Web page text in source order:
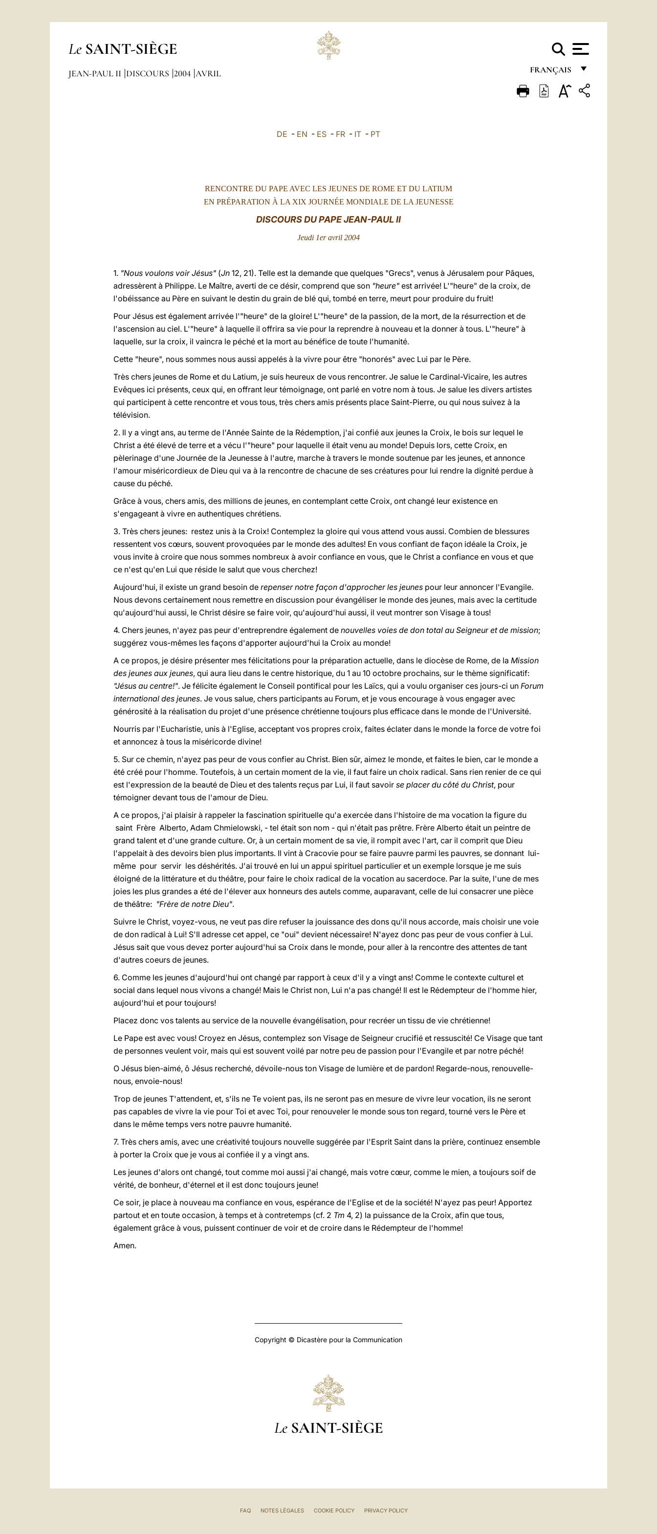
Le SAINT-SIÈGE
FRANÇAIS
FRANÇAIS
JEAN-PAUL II DISCOURS 2004 AVRIL
DE - EN - ES - FR - IT - PT
RENCONTRE DU PAPE AVEC LES JEUNES DE ROME ET DU LATIUM
EN PRÉPARATION À LA XIX JOURNÉE MONDIALE DE LA JEUNESSE
DISCOURS DU PAPE JEAN-PAUL II
Jeudi 1er avril 2004
1. "Nous voulons voir Jésus" (Jn 12, 21). Telle est la demande que quelques "Grecs", venus à Jérusalem pour Pâques,
adressèrent à Philippe. Le Maître, averti de ce désir, comprend que son "heure" est arrivée! L'"heure" de la croix, de
l'obéissance au Père en suivant le destin du grain de blé qui, tombé en terre, meurt pour produire du fruit!
Pour Jésus est également arrivée l'"heure" de la gloire! L'"heure" de la passion, de la mort, de la résurrection et de
l'ascension au ciel. L'"heure" à laquelle il offrira sa vie pour la reprendre à nouveau et la donner à tous. L'"heure" à
laquelle, sur la croix, il vaincra le péché et la mort au bénéfice de toute l'humanité.
Cette "heure", nous sommes nous aussi appelés à la vivre pour être "honorés" avec Lui par le Père.
Très chers jeunes de Rome et du Latium, je suis heureux de vous rencontrer. Je salue le Cardinal-Vicaire, les autres
Evêques ici présents, ceux qui, en offrant leur témoignage, ont parlé en votre nom à tous. Je salue les divers artistes
qui participent à cette rencontre et vous tous, très chers amis présents place Saint-Pierre, ou qui nous suivez à la
télévision.
2. Il y a vingt ans, au terme de l'Année Sainte de la Rédemption, j'ai confié aux jeunes la Croix, le bois sur lequel le
Christ a été élevé de terre et a vécu l'"heure" pour laquelle il était venu au monde! Depuis lors, cette Croix, en
pèlerinage d'une Journée de la Jeunesse à l'autre, marche à travers le monde soutenue par les jeunes, et annonce
l'amour miséricordieux de Dieu qui va à la rencontre de chacune de ses créatures pour lui rendre la dignité perdue à
cause du péché.
Grâce à vous, chers amis, des millions de jeunes, en contemplant cette Croix, ont changé leur existence en
s'engageant à vivre en authentiques chrétiens.
3. Très chers jeunes: restez unis à la Croix! Contemplez la gloire qui vous attend vous aussi. Combien de blessures
ressentent vos cœurs, souvent provoquées par le monde des adultes! En vous confiant de façon idéale la Croix, je
vous invite à croire que nous sommes nombreux à avoir confiance en vous, que le Christ a confiance en vous et que
ce n'est qu'en Lui que réside le salut que vous cherchez!
Aujourd'hui, il existe un grand besoin de repenser notre façon d'approcher les jeunes pour leur annoncer l'Evangile.
Nous devons certainement nous remettre en discussion pour évangéliser le monde des jeunes, mais avec la certitude
qu'aujourd'hui aussi, le Christ désire se faire voir, qu'aujourd'hui aussi, il veut montrer son Visage à tous!
4. Chers jeunes, n'ayez pas peur d'entreprendre également de nouvelles voies de don total au Seigneur et de mission;
suggérez vous-mêmes les façons d'apporter aujourd'hui la Croix au monde!
A ce propos, je désire présenter mes félicitations pour la préparation actuelle, dans le diocèse de Rome, de la Mission
des jeunes aux jeunes, qui aura lieu dans le centre historique, du 1 au 10 octobre prochains, sur le thème significatif:
"Jésus au centre!". Je félicite également le Conseil pontifical pour les Laïcs, qui a voulu organiser ces jours-ci un Forum
international des jeunes. Je vous salue, chers participants au Forum, et je vous encourage à vous engager avec
générosité à la réalisation du projet d'une présence chrétienne toujours plus efficace dans le monde de l'Université.
Nourris par l'Eucharistie, unis à l'Eglise, acceptant vos propres croix, faites éclater dans le monde la force de votre foi
et annoncez à tous la miséricorde divine!
5. Sur ce chemin, n'ayez pas peur de vous confier au Christ. Bien sûr, aimez le monde, et faites le bien, car le monde a
été créé pour l'homme. Toutefois, à un certain moment de la vie, il faut faire un choix radical. Sans rien renier de ce qui
est l'expression de la beauté de Dieu et des talents reçus par Lui, il faut savoir se placer du côté du Christ, pour
témoigner devant tous de l'amour de Dieu.
A ce propos, j'ai plaisir à rappeler la fascination spirituelle qu'a exercée dans l'histoire de ma vocation la figure du
saint Frère Alberto, Adam Chmielowski, - tel était son nom - qui n'était pas prêtre. Frère Alberto était un peintre de
grand talent et d'une grande culture. Or, à un certain moment de sa vie, il rompit avec l'art, car il comprit que Dieu
l'appelait à des devoirs bien plus importants. Il vint à Cracovie pour se faire pauvre parmi les pauvres, se donnant lui-
même pour servir les déshérités. J'ai trouvé en lui un appui spirituel particulier et un exemple lorsque je me suis
éloigné de la littérature et du théâtre, pour faire le choix radical de la vocation au sacerdoce. Par la suite, l'une de mes
joies les plus grandes a été de l'élever aux honneurs des autels comme, auparavant, celle de lui consacrer une pièce
de théâtre: "Frère de notre Dieu".
Suivre le Christ, voyez-vous, ne veut pas dire refuser la jouissance des dons qu'il nous accorde, mais choisir une voie
de don radical à Lui! S'Il adresse cet appel, ce "oui" devient nécessaire! N'ayez donc pas peur de vous confier à Lui.
Jésus sait que vous devez porter aujourd'hui sa Croix dans le monde, pour aller à la rencontre des attentes de tant
d'autres coeurs de jeunes.
6. Comme les jeunes d'aujourd'hui ont changé par rapport à ceux d'il y a vingt ans! Comme le contexte culturel et
social dans lequel nous vivons a changé! Mais le Christ non, Lui n'a pas changé! Il est le Rédempteur de l'homme hier,
aujourd'hui et pour toujours!
Placez donc vos talents au service de la nouvelle évangélisation, pour recréer un tissu de vie chrétienne!
Le Pape est avec vous! Croyez en Jésus, contemplez son Visage de Seigneur crucifié et ressuscité! Ce Visage que tant
de personnes veulent voir, mais qui est souvent voilé par notre peu de passion pour l'Evangile et par notre péché!
O Jésus bien-aimé, ô Jésus recherché, dévoile-nous ton Visage de lumière et de pardon! Regarde-nous, renouvelle-
nous, envoie-nous!
Trop de jeunes T'attendent, et, s'ils ne Te voient pas, ils ne seront pas en mesure de vivre leur vocation, ils ne seront
pas capables de vivre la vie pour Toi et avec Toi, pour renouveler le monde sous ton regard, tourné vers le Père et
dans le même temps vers notre pauvre humanité.
7. Très chers amis, avec une créativité toujours nouvelle suggérée par l'Esprit Saint dans la prière, continuez ensemble
à porter la Croix que je vous ai confiée il y a vingt ans.
Les jeunes d'alors ont changé, tout comme moi aussi j'ai changé, mais votre cœur, comme le mien, a toujours soif de
vérité, de bonheur, d'éternel et il est donc toujours jeune!
Ce soir, je place à nouveau ma confiance en vous, espérance de l'Eglise et de la société! N'ayez pas peur! Apportez
partout et en toute occasion, à temps et à contretemps (cf. 2 Tm 4, 2) la puissance de la Croix, afin que tous,
également grâce à vous, puissent continuer de voir et de croire dans le Rédempteur de l'homme!
Amen.
Copyright © Dicastère pour la Communication
Le SAINT-SIÈGE
FAQ NOTES LÉGALES COOKIE POLICY PRIVACY POLICY